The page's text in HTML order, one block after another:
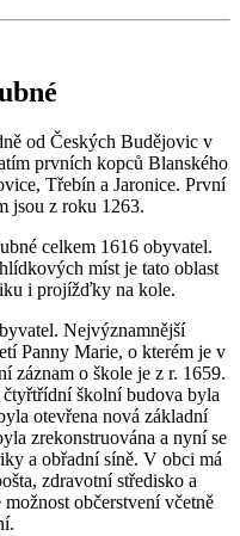
od Českých Budějovic v
prvních kopců Blanského
Třebín a Jaronice. První
jsou z roku 1263.
celkem 1616 obyvatel.
míst je tato oblast
i projížďky na kole.
Nejvýznamnější
Panny Marie, o kterém je v
záznam o škole je z r. 1659.
školní budova byla
otevřena nová základní
zrekonstruována a nyní se
a obřadní síně. V obci má
zdravotní středisko a
občerstvení včetně